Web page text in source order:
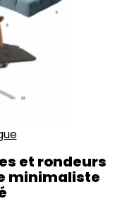
et rondeurs
minimaliste